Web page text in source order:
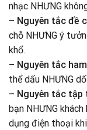
nhạc NHƯNG
– Nguyên tắc đề
chỗ NHƯNG ý
khổ.
– Nguyên tắc
thể dấu NHƯNG
– Nguyên tắc tập
bạn NHƯNG
dụng điện thoại